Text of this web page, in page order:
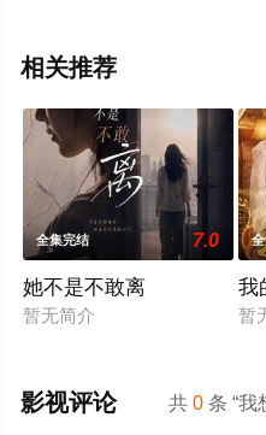
相关推荐
全集完结 7.0
她不是不敢离
暂无简介
我
暂
共0 条 “我
影视评论